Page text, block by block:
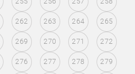
262 263 264 265
269 270 271 272
276 277 278 279